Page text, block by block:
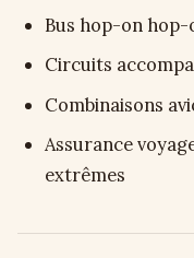
Bus hop-on
Circuits
Combinaisons
Assurance
extrêmes